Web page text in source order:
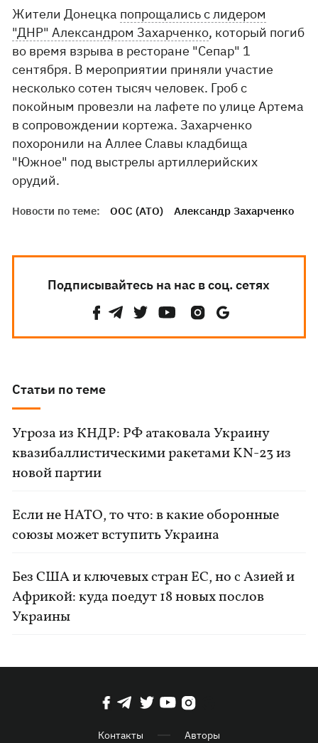
Жители Донецка попрощались с лидером
"ДНР" Александром Захарченко, который погиб
во время взрыва в ресторане "Сепар" 1
сентября. В мероприятии приняли участие
несколько сотен тысяч человек. Гроб с
покойным провезли на лафете по улице Артема
в сопровождении кортежа. Захарченко
похоронили на Аллее Славы кладбища
"Южное" под выстрелы артиллерийских
орудий.
Новости по теме: ООС (АТО) Александр Захарченко
Подписывайтесь на нас в соц. сетях
Статьи по теме
Угроза из КНДР: РФ атаковала Украину
квазибаллистическими ракетами KN-23 из
новой партии
Если не НАТО, то что: в какие оборонные
союзы может вступить Украина
Без США и ключевых стран ЕС, но с Азией и
Африкой: куда поедут 18 новых послов
Украины
Контакты Авторы